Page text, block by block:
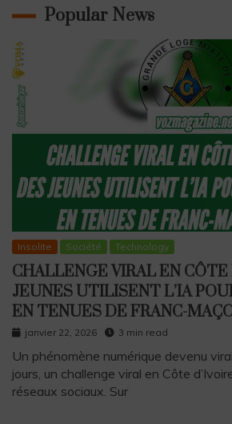
Popular News
Insolite Société Technology
CHALLENGE VIRAL EN CÔTE
JEUNES UTILISENT L’IA
EN TENUES DE FRANC-
janvier 22, 2026 3 min read
Un phénomène numérique devenu
jours, un challenge viral en Côte
réseaux sociaux. Sur